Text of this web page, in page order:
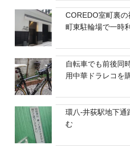
COREDO室町裏
町東駐輪場で一時
自転車でも前後同
用中華ドラレコを
環八-井荻駅地下通
む